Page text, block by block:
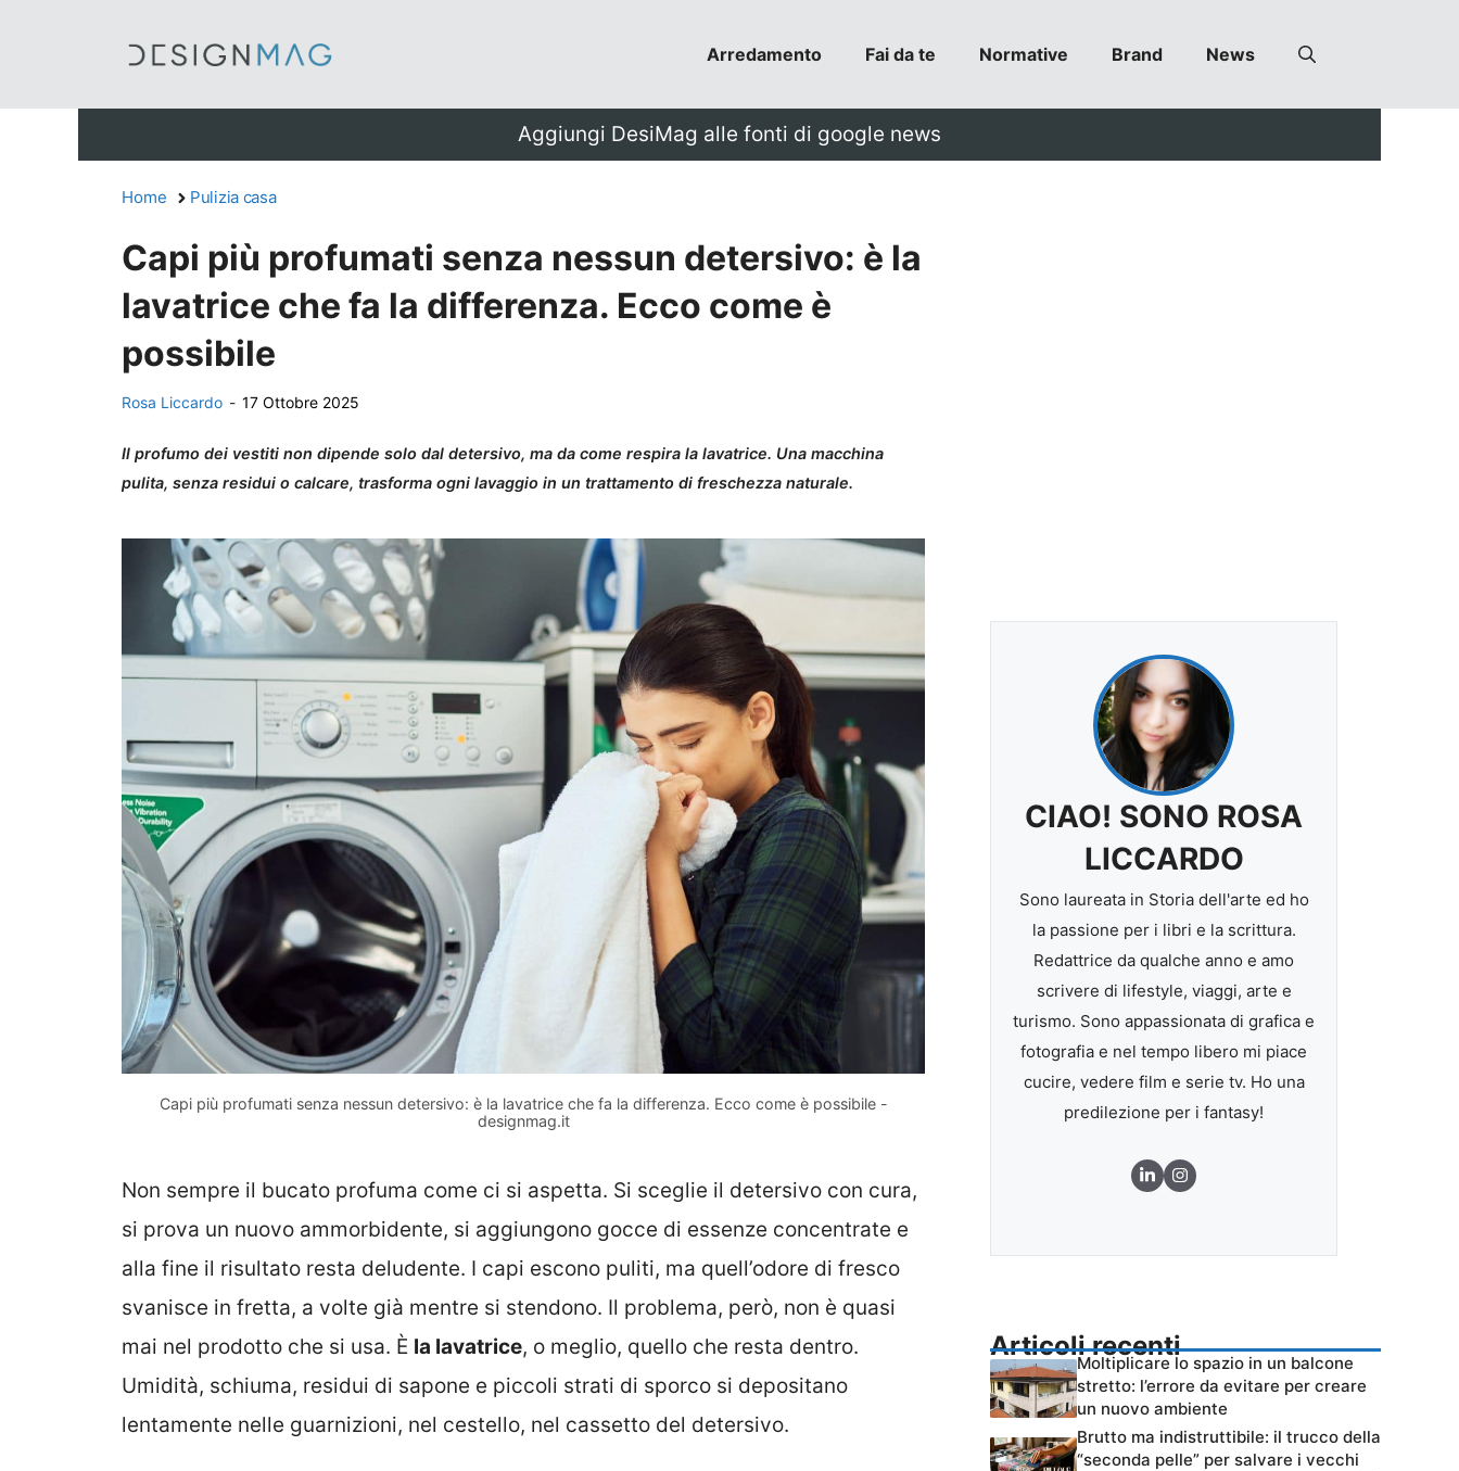
Arredamento Fai da te Normative Brand News
Aggiungi DesiMag alle fonti di google news
Home Pulizia casa
Capi più profumati senza nessun detersivo: è la
lavatrice che fa la differenza. Ecco come è
possibile
Rosa Liccardo - 17 Ottobre 2025
Il profumo dei vestiti non dipende solo dal detersivo, ma da come respira la lavatrice. Una macchina
pulita, senza residui o calcare, trasforma ogni lavaggio in un trattamento di freschezza naturale.
Capi più profumati senza nessun detersivo: è la lavatrice che fa la differenza. Ecco come è possibile -
designmag.it
Non sempre il bucato profuma come ci si aspetta. Si sceglie il detersivo con cura,
si prova un nuovo ammorbidente, si aggiungono gocce di essenze concentrate e
alla fine il risultato resta deludente. I capi escono puliti, ma quell’odore di fresco
svanisce in fretta, a volte già mentre si stendono. Il problema, però, non è quasi
mai nel prodotto che si usa. È la lavatrice, o meglio, quello che resta dentro.
Umidità, schiuma, residui di sapone e piccoli strati di sporco si depositano
lentamente nelle guarnizioni, nel cestello, nel cassetto del detersivo.
CIAO! SONO ROSA
LICCARDO
Sono laureata in Storia dell'arte ed ho
la passione per i libri e la scrittura.
Redattrice da qualche anno e amo
scrivere di lifestyle, viaggi, arte e
turismo. Sono appassionata di grafica e
fotografia e nel tempo libero mi piace
cucire, vedere film e serie tv. Ho una
predilezione per i fantasy!
Articoli recenti
Moltiplicare lo spazio in un balcone
stretto: l’errore da evitare per creare
un nuovo ambiente
Brutto ma indistruttibile: il trucco della
“seconda pelle” per salvare i vecchi